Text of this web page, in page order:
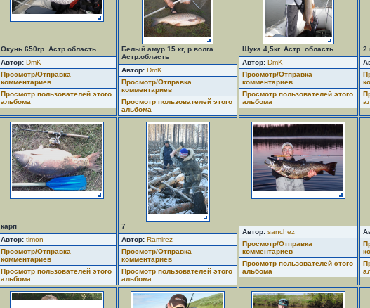
Окунь 650гр. Астр.область
Автор: DmK
Просмотр/Отправка
комментариев
Просмотр пользователей этого
альбома
Белый амур 15 кг, р.волга
Астр.область
Автор: DmK
Просмотр/Отправка
комментариев
Просмотр пользователей этого
альбома
Щука 4,5кг. Астр. область
Автор: DmK
Просмотр/Отправка
комментариев
Просмотр пользователей этого
альбома
2
карп
Автор: timon
Просмотр/Отправка
комментариев
Просмотр пользователей этого
альбома
7
Автор: Ramirez
Просмотр/Отправка
комментариев
Просмотр пользователей этого
альбома
Автор: sanchez
Просмотр/Отправка
комментариев
Просмотр пользователей этого
альбома